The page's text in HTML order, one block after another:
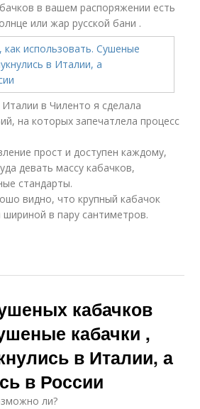
в вашем распоряжении есть
или жар русской бани .
в Чиленто я сделала
на которых запечатлела процесс
прост и доступен каждому,
девать массу кабачков,
стандарты.
видно, что крупный кабачок
в пару сантиметров.
кабачков
кабачки ,
в Италии, а
в России
ли?